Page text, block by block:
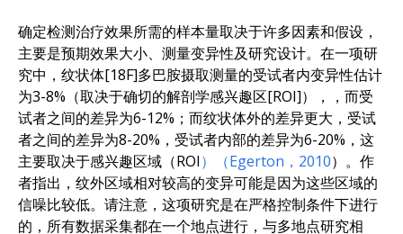
确定检测治疗效果所需的样本量取决于许多因素和假设，
主要是预期效果大小、测量变异性及研究设计。在一项研
究中，纹状体[18F]多巴胺摄取测量的受试者内变异性估计
为3-8%（取决于确切的解剖学感兴趣区[ROI]），，而受
试者之间的差异为6-12%；而纹状体外的差异更大，受试
者之间的差异为8-20%，受试者内部的差异为6-20%，这
主要取决于感兴趣区域（ROI）（Egerton，2010）。作
者指出，纹外区域相对较高的变异可能是因为这些区域的
信噪比较低。请注意，这项研究是在严格控制条件下进行
的，所有数据采集都在一个地点进行，与多地点研究相